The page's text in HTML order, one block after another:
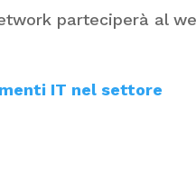
parteciperà al
IT nel settore